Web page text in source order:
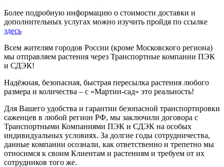
Более подробную информацию о стоимости доставки и
дополнительных услугах можно изучить пройдя по ссылке
здесь
Всем жителям городов России (кроме Московского региона)
мы отправляем растения через Транспортные компании ПЭК
и СДЭК!
Надёжная, безопасная, быстрая пересылка растения любого
размера и количества – с «Мартин-сад» это реальность!
Для Вашего удобства и гарантии безопасной транспортировки
саженцев в любой регион РФ, мы заключили договора с
Транспортными Компаниями ПЭК и СДЭК на особых
индивидуальных условиях. За долгие годы сотрудничества,
данные компании осознали, как ответственно и трепетно мы
относимся к своим Клиентам и растениям и требуем от их
сотрудников того же.